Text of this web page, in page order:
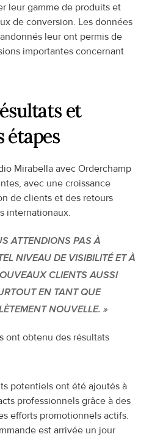
leur gamme de produits et
de conversion. Les données
leur ont permis de
importantes concernant
et
étapes
Mirabella avec Orderchamp
avec une croissance
de clients et des retours
internationaux.
ATTENDIONS PAS À
NIVEAU DE VISIBILITÉ ET À
CLIENTS AUSSI
EN TANT QUE
NOUVELLE. »
ont obtenu des résultats
potentiels ont été ajoutés à
professionnels grâce à des
efforts promotionnels actifs.
est arrivée un jour